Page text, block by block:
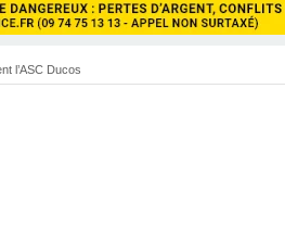
l’ASC Ducos